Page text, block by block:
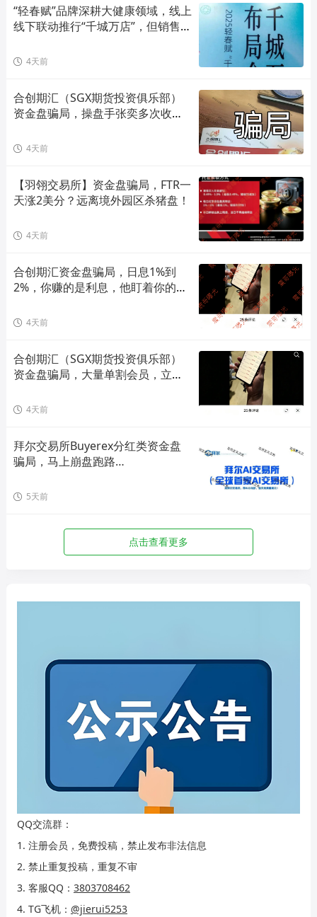
“轻春赋”品牌深耕大健康领域，线上
线下联动推行“千城万店”，但销售模
4天前
合创期汇（SGX期货投资俱乐部）
资金盘骗局，操盘手张奕多次收割
4天前
【羽翎交易所】资金盘骗局，FTR一
天涨2美分？远离境外园区杀猪盘！
4天前
合创期汇资金盘骗局，日息1%到
2%，你赚的是利息，他盯着你的本
4天前
合创期汇（SGX期货投资俱乐部）
资金盘骗局，大量单割会员，立即
4天前
拜尔交易所Buyerex分红类资金盘
骗局，马上崩盘跑路…
5天前
点击查看更多
QQ交流群：
1. 注册会员，免费投稿，禁止发布非法信息
2. 禁止重复投稿，重复不审
3. 客服QQ： 3803708462
4. TG飞机： @jierui5253